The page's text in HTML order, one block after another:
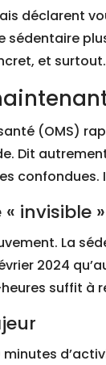
déclarent
sédentaire
et
(OMS)
Dit
confondues.
invisible
La
2024
suffit à
minutes